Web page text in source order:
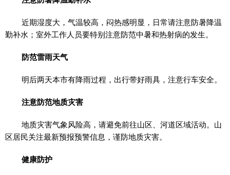
近期湿度大，气温较高，闷热感明显，日常请注意防暑降温
勤补水；室外工作人员要特别注意防范中暑和热射病的发生。
防范雷雨天气
明后两天本市有降雨过程，出行带好雨具，注意行车安全。
注意防范地质灾害
地质灾害气象风险高，请避免前往山区、河道区域活动。山
区居民关注最新预报预警信息，谨防地质灾害。
健康防护